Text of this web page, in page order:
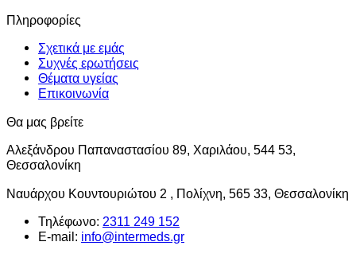
Πληροφορίες
Σχετικά με εμάς
Συχνές ερωτήσεις
Θέματα υγείας
Επικοινωνία
Θα μας βρείτε
Αλεξάνδρου Παπαναστασίου 89, Χαριλάου, 544 53,
Θεσσαλονίκη
Ναυάρχου Κουντουριώτου 2 , Πολίχνη, 565 33, Θεσσαλονίκη
Τηλέφωνο: 2311 249 152
E-mail: info@intermeds.gr